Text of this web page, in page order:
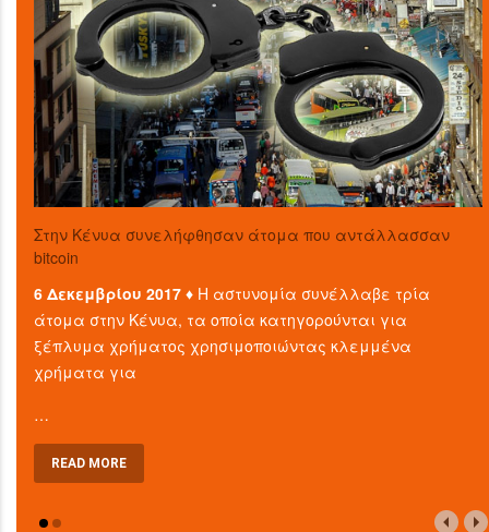
Στην Κένυα συνελήφθησαν άτομα που αντάλλασσαν
bitcoin
6 Δεκεμβρίου 2017 ♦ Η αστυνομία συνέλλαβε τρία
άτομα στην Κένυα, τα οποία κατηγορούνται για
ξέπλυμα χρήματος χρησιμοποιώντας κλεμμένα
χρήματα για
…
READ MORE